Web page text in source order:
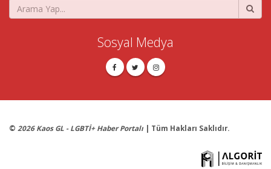
Sosyal Medya
© 2026 Kaos GL - LGBTİ+ Haber Portalı | Tüm Hakları Saklıdır.